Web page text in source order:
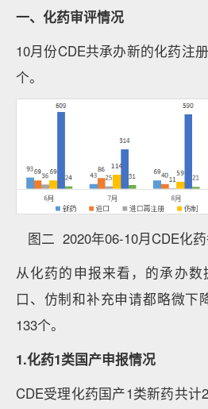
一、化药审评情况
10月份CDE共承办新的化药注
个。
图二 2020年06-10月CDE化
从化药的申报来看，的承办
口、仿制和补充申请都略微下
133个。
1.化药1类国产申报情况
CDE受理化药国产1类新药共计